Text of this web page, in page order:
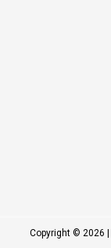
Copyright © 2026